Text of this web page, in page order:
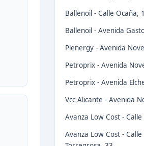
Ballenoil - Calle Ocaña,
Ballenoil - Avenida
Plenergy - Avenida
Petroprix - Avenida
Petroprix - Avenida
Vcc Alicante - Avenida
Avanza Low Cost -
Avanza Low Cost - Calle